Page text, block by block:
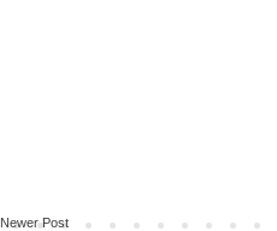
Newer Post